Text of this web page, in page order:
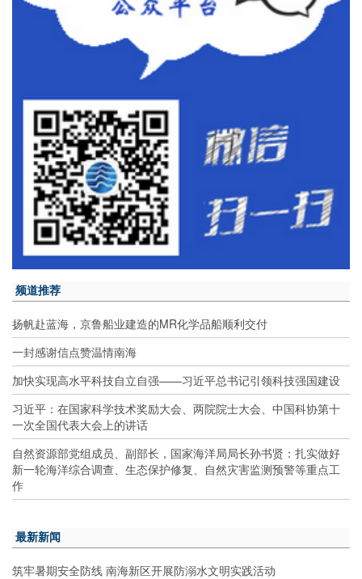
频道推荐
扬帆赴蓝海，京鲁船业建造的MR化学品船顺利交付
一封感谢信点赞温情南海
加快实现高水平科技自立自强——习近平总书记引领科技强国建设
习近平：在国家科学技术奖励大会、两院院士大会、中国科协第十
一次全国代表大会上的讲话
自然资源部党组成员、副部长，国家海洋局局长孙书贤：扎实做好
新一轮海洋综合调查、生态保护修复、自然灾害监测预警等重点工
作
最新新闻
筑牢暑期安全防线 南海新区开展防溺水文明实践活动